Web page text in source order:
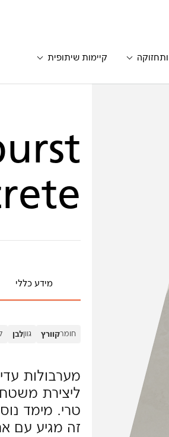
קיימות שיתופית
מידע כללי
חומרקוורץ גווןלבן
מערבולות
ליצירת
טרי. מימד
זה מגיע עם